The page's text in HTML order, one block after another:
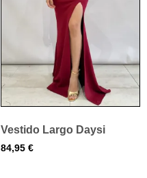
Vestido Largo Daysi
84,95 €